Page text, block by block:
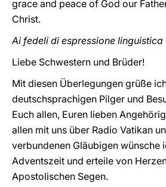
grace and peace of God our
Christ.
Ai fedeli di espressione linguistica
Liebe Schwestern und Brüder!
Mit diesen Überlegungen grüße
deutschsprachigen Pilger und
Euch allen, Euren lieben
allen mit uns über Radio Vatikan
verbundenen Gläubigen wünsche
Adventszeit und erteile von
Apostolischen Segen.